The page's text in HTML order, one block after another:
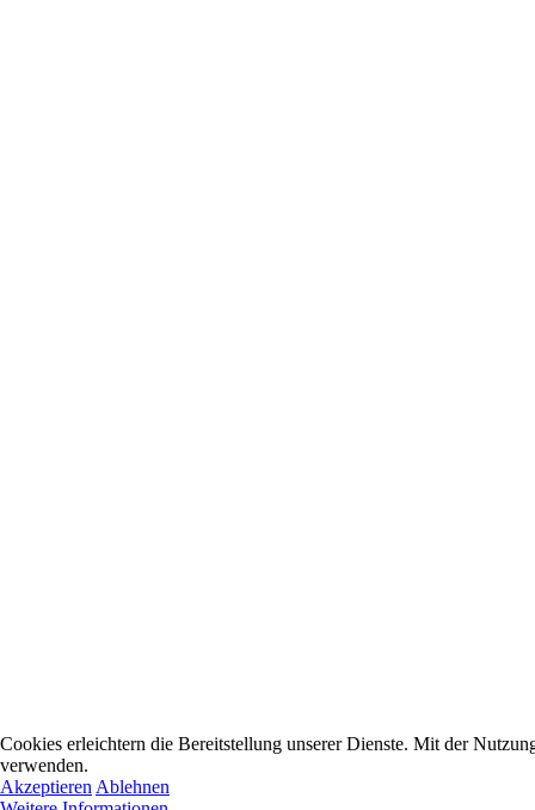
Cookies erleichtern die Bereitstellung unserer Dienste. Mit der
verwenden.
Akzeptieren Ablehnen